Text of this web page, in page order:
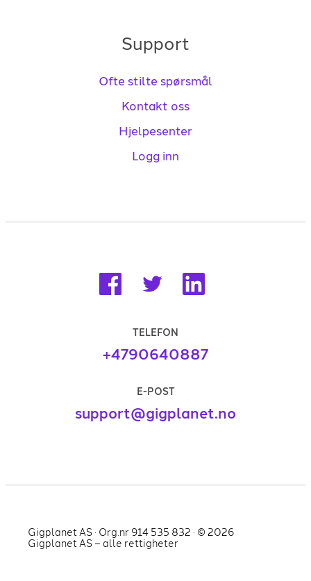
Support
Ofte stilte spørsmål
Kontakt oss
Hjelpesenter
Logg inn
TELEFON
+4790640887
E-POST
support@gigplanet.no
Gigplanet AS · Org.nr 914 535 832 · © 2026
Gigplanet AS – alle rettigheter